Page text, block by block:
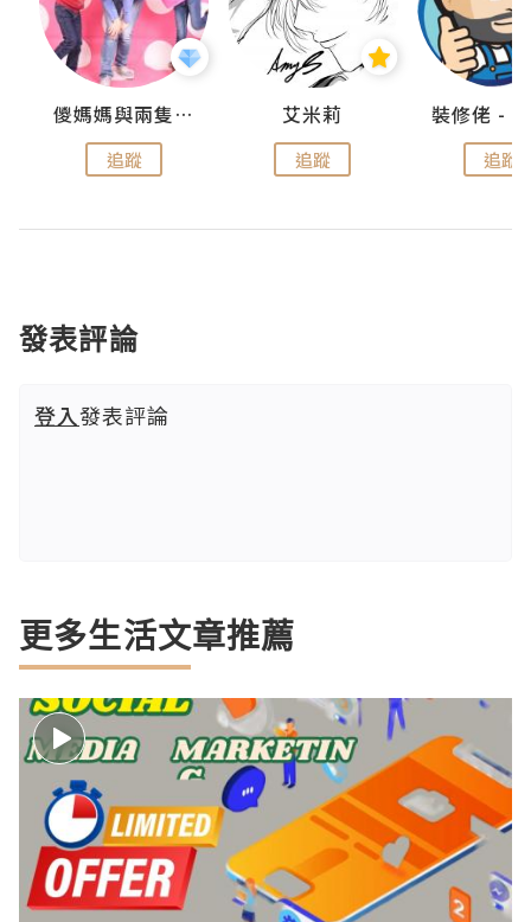
儍媽媽與兩隻小魔怪之家
追蹤
艾米莉
追蹤 追蹤
發表評論
登入發表評論
更多生活文章推薦